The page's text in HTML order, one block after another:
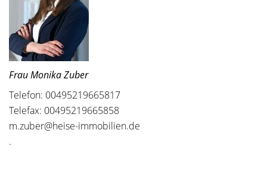
Frau Monika Zuber
Telefon: 00495219665817
Telefax: 00495219665858
m.zuber@heise-immobilien.de
.